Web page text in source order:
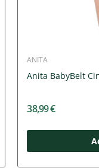
ANITA
Anita BabyBelt
38,99 €